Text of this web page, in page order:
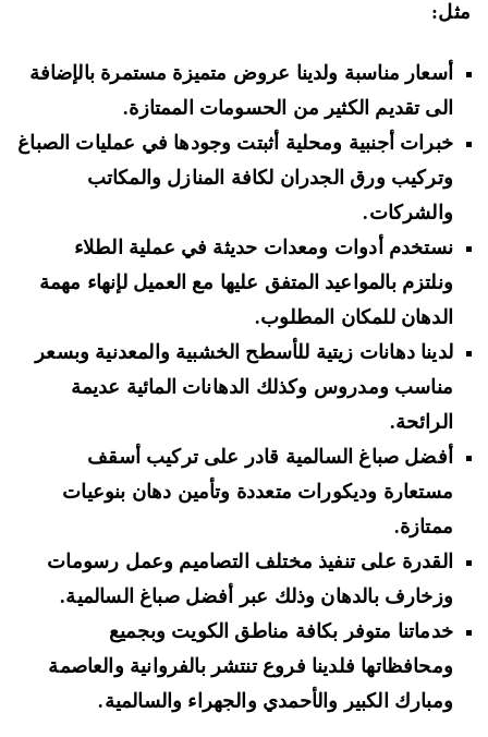
أسعار مناسبة ولدينا عروض متميزة مستمرة بالإضافة
الى تقديم الكثير من الحسومات الممتازة.
خبرات أجنبية ومحلية أثبتت وجودها في عمليات الصباغ
وتركيب ورق الجدران لكافة المنازل والمكاتب
والشركات.
نستخدم أدوات ومعدات حديثة في عملية الطلاء
ونلتزم بالمواعيد المتفق عليها مع العميل لإنهاء مهمة
الدهان للمكان المطلوب.
لدينا دهانات زيتية للأسطح الخشبية والمعدنية وبسعر
مناسب ومدروس وكذلك الدهانات المائية عديمة
الرائحة.
أفضل صباغ السالمية قادر على تركيب أسقف
مستعارة وديكورات متعددة وتأمين دهان بنوعيات
ممتازة.
القدرة على تنفيذ مختلف التصاميم وعمل رسومات
وزخارف بالدهان وذلك عبر أفضل صباغ السالمية.
خدماتنا متوفر بكافة مناطق الكويت وبجميع
ومحافظاتها فلدينا فروع تنتشر بالفروانية والعاصمة
ومبارك الكبير والأحمدي والجهراء والسالمية.